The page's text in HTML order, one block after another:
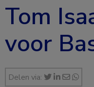
Tom
voor
Delen via: